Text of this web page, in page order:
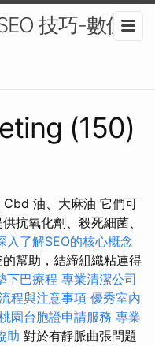
技巧-數位
(150)
油、大麻油 它們可
抗氧化劑、殺死細菌、
入了解SEO的核心概念
幫助，結締組織粘連得
下巴療程 專業清潔公司
程與注意事項 優秀室內
園台胞證申請服務 專業
助 對於有靜脈曲張問題